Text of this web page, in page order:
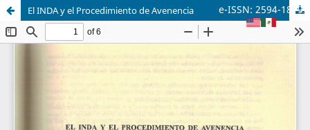
El INDA y el Procedimiento de Avenencia e-ISSN: 2594-1879